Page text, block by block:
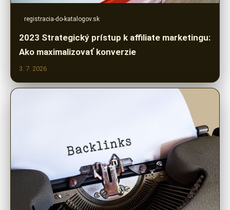
registracia-do-katalogov.sk
2023 Strategický prístup k affiliate marketingu:
Ako maximalizovať konverzie
3. 7. 2026